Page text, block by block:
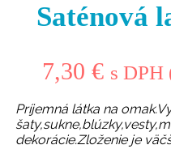
Saténová
7,30 € s DPH
Príjemná látka na
dekorácie.Zloženie je